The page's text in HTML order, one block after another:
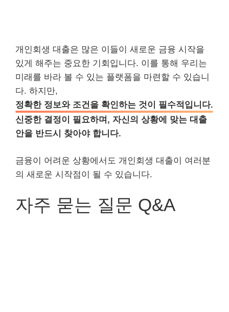
개인회생 대출은 많은 이들이 새로운 금융 시작을
있게 해주는 중요한 기회입니다. 이를 통해 우리는
미래를 바라 볼 수 있는 플랫폼을 마련할 수 있습니
다. 하지만,
정확한 정보와 조건을 확인하는 것이 필수적입니다.
신중한 결정이 필요하며, 자신의 상황에 맞는 대출
안을 반드시 찾아야 합니다.
금융이 어려운 상황에서도 개인회생 대출이 여러분
의 새로운 시작점이 될 수 있습니다.
자주 묻는 질문 Q&A